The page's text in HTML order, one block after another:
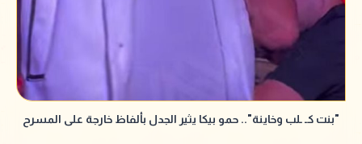
"بنت كـ ـلب وخاينة".. حمو بيكا يثير الجدل بألفاظ خارجة على المسرح